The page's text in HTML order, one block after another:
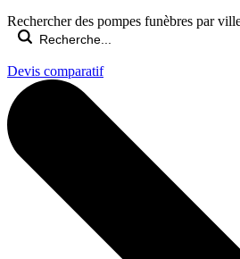
Rechercher des pompes funèbres par
Devis comparatif